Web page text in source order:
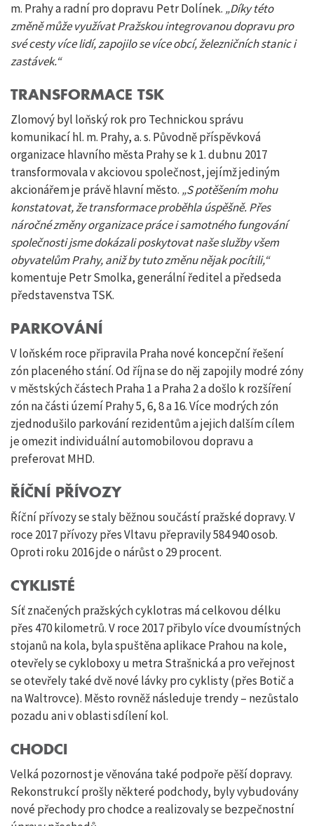
m. Prahy a radní pro dopravu Petr Dolínek. „Díky této
změně může využívat Pražskou integrovanou dopravu pro
své cesty více lidí, zapojilo se více obcí, železničních stanic i
zastávek.“
TRANSFORMACE TSK
Zlomový byl loňský rok pro Technickou správu
komunikací hl. m. Prahy, a. s. Původně příspěvková
organizace hlavního města Prahy se k 1. dubnu 2017
transformovala v akciovou společnost, jejímž jediným
akcionářem je právě hlavní město. „S potěšením mohu
konstatovat, že transformace proběhla úspěšně. Přes
náročné změny organizace práce i samotného fungování
společnosti jsme dokázali poskytovat naše služby všem
obyvatelům Prahy, aniž by tuto změnu nějak pocítili,“
komentuje Petr Smolka, generální ředitel a předseda
představenstva TSK.
PARKOVÁNÍ
V loňském roce připravila Praha nové koncepční řešení
zón placeného stání. Od října se do něj zapojily modré zóny
v městských částech Praha 1 a Praha 2 a došlo k rozšíření
zón na části území Prahy 5, 6, 8 a 16. Více modrých zón
zjednodušilo parkování rezidentům a jejich dalším cílem
je omezit individuální automobilovou dopravu a
preferovat MHD.
ŘÍČNÍ PŘÍVOZY
Říční přívozy se staly běžnou součástí pražské dopravy. V
roce 2017 přívozy přes Vltavu přepravily 584 940 osob.
Oproti roku 2016 jde o nárůst o 29 procent.
CYKLISTÉ
Síť značených pražských cyklotras má celkovou délku
přes 470 kilometrů. V roce 2017 přibylo více dvoumístných
stojanů na kola, byla spuštěna aplikace Prahou na kole,
otevřely se cykloboxy u metra Strašnická a pro veřejnost
se otevřely také dvě nové lávky pro cyklisty (přes Botič a
na Waltrovce). Město rovněž následuje trendy – nezůstalo
pozadu ani v oblasti sdílení kol.
CHODCI
Velká pozornost je věnována také podpoře pěší dopravy.
Rekonstrukcí prošly některé podchody, byly vybudovány
nové přechody pro chodce a realizovaly se bezpečnostní